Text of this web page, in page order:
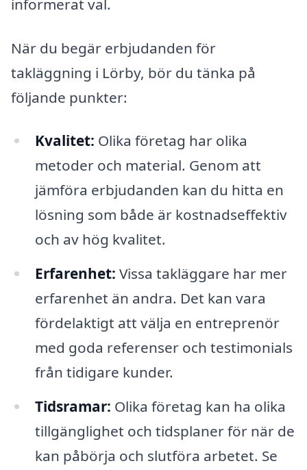
informerat val.
När du begär erbjudanden för
takläggning i Lörby, bör du tänka på
följande punkter:
Kvalitet: Olika företag har olika
metoder och material. Genom att
jämföra erbjudanden kan du hitta en
lösning som både är kostnadseffektiv
och av hög kvalitet.
Erfarenhet: Vissa takläggare har mer
erfarenhet än andra. Det kan vara
fördelaktigt att välja en entreprenör
med goda referenser och testimonials
från tidigare kunder.
Tidsramar: Olika företag kan ha olika
tillgänglighet och tidsplaner för när de
kan påbörja och slutföra arbetet. Se